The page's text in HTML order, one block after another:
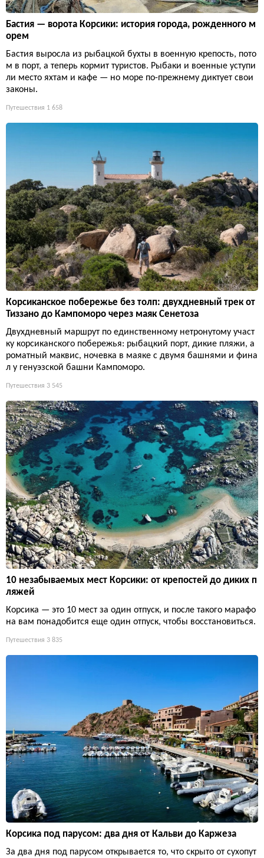
Бастия — ворота Корсики: история города, рожденного м
орем
Бастия выросла из рыбацкой бухты в военную крепость, пото
м в порт, а теперь кормит туристов. Рыбаки и военные уступи
ли место яхтам и кафе — но море по-прежнему диктует свои
законы.
Путешествия 1 658
Корсиканское побережье без толп: двухдневный трек от
Тиззано до Кампоморо через маяк Сенетоза
Двухдневный маршрут по единственному нетронутому участ
ку корсиканского побережья: рыбацкий порт, дикие пляжи, а
роматный маквис, ночевка в маяке с двумя башнями и фина
л у генуэзской башни Кампоморо.
Путешествия 3 545
10 незабываемых мест Корсики: от крепостей до диких п
ляжей
Корсика — это 10 мест за один отпуск, и после такого марафо
на вам понадобится еще один отпуск, чтобы восстановиться.
Путешествия 3 835
Корсика под парусом: два дня от Кальви до Каржеза
За два дня под парусом открывается то, что скрыто от сухопут